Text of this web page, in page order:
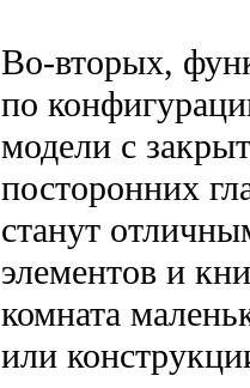
Во-вторых,
по
модели с
посторонних
станут
элементов и
комната
или